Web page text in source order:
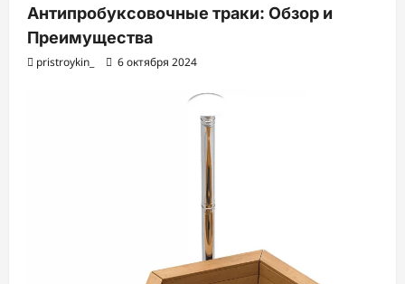
Антипробуксовочные траки: Обзор и
Преимущества
pristroykin_ 6 октября 2024